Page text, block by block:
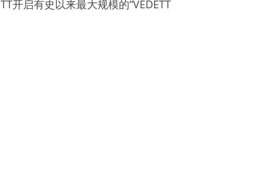
开启有史以来最大规模的“VEDETT